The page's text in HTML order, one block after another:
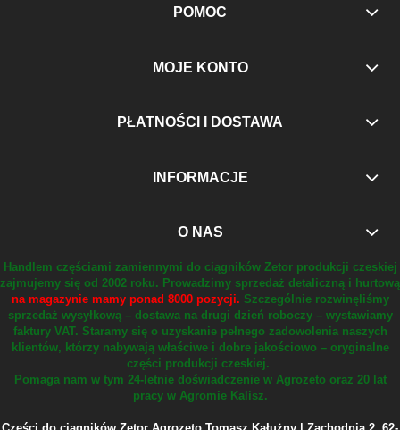
POMOC
MOJE KONTO
PŁATNOŚCI I DOSTAWA
INFORMACJE
O NAS
Handlem częściami zamiennymi do ciągników Zetor produkcji czeskiej
zajmujemy się od 2002 roku. Prowadzimy sprzedaż detaliczną i hurtową
na magazynie mamy ponad 8000 pozycji. Szczególnie rozwinęliśmy
sprzedaż wysyłkową – dostawa na drugi dzień roboczy – wystawiamy
faktury VAT. Staramy się o uzyskanie pełnego zadowolenia naszych
klientów, którzy nabywają właściwe i dobre jakościowo – oryginalne
części produkcji czeskiej.
Pomaga nam w tym 24-letnie doświadczenie w Agrozeto oraz 20 lat
pracy w Agromie Kalisz.